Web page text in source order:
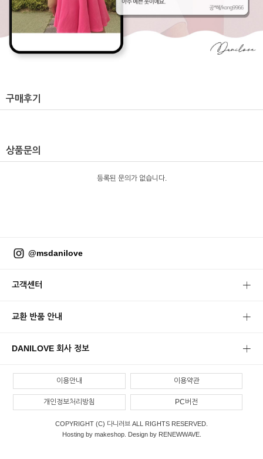
구매후기
상품문의
등록된 문의가 없습니다.
@msdanilove
고객센터
교환 반품 안내
DANILOVE 회사 정보
이용안내 이용약관
개인정보처리방침 PC버전
COPYRIGHT (C) 다니러브 ALL RIGHTS RESERVED.
Hosting by makeshop. Design by RENEWWAVE.